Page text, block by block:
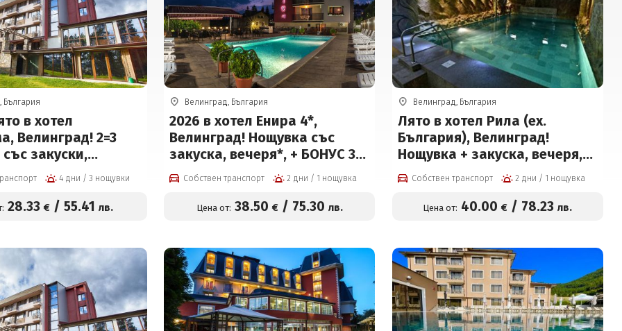
България
в хотел
Велинград! 2=3
закуски,
басейн, солна стая
85 евро на човек
4 дни / 3 нощувки
28.33 € /55.41 лв.
Велинград, България
2026 в хотел Енира 4*,
Велинград! Нощувка със
закуска, вечеря*, + БОНУС 3
процедури, 2 басейна с
минерална вода, детски
басейн, джакузи и СПА пакет
Собствен транспорт 2 дни / 1 нощувка
Цена от: 38.50 €/ 75.30 лв.
Велинград, България
Лято в хотел Рила (ех.
България), Велинград!
Нощувка + закуска, вечеря,
топъл минерален басейн и
СПА пакет
Собствен транспорт 2 дни / 1 нощувка
Цена от: 40.00 € / 78.23 лв.